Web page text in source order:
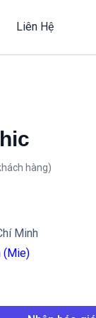
Liên Hệ
hàng)
Minh
(Mie)